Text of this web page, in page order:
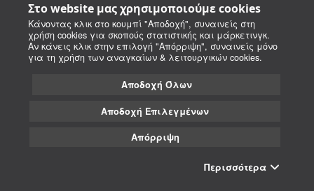
Στο website μας χρησιμοποιούμε cookies
Κάνοντας κλικ στο κουμπί "Αποδοχή", συναινείς στη
χρήση cookies για σκοπούς στατιστικής και μάρκετινγκ.
Αν κάνεις κλικ στην επιλογή "Απόρριψη", συναινείς μόνο
για τη χρήση των αναγκαίων & λειτουργικών cookies.
Αποδοχή Όλων
Αποδοχή Επιλεγμένων
Απόρριψη
Περισσότερα